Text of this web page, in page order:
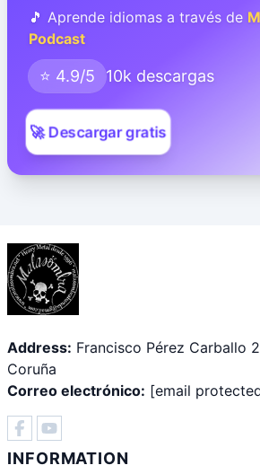
🎵 Aprende idiomas a través de
Podcast
⭐ 4.9/5 10k descargas
🚀 Descargar gratis
Address: Francisco Pérez Carballo
Coruña
Correo electrónico: [email
INFORMATION